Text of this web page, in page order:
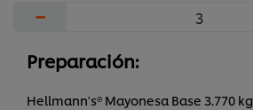
−
Preparación:
Hellmann's® Mayonesa Base 3.770 kg